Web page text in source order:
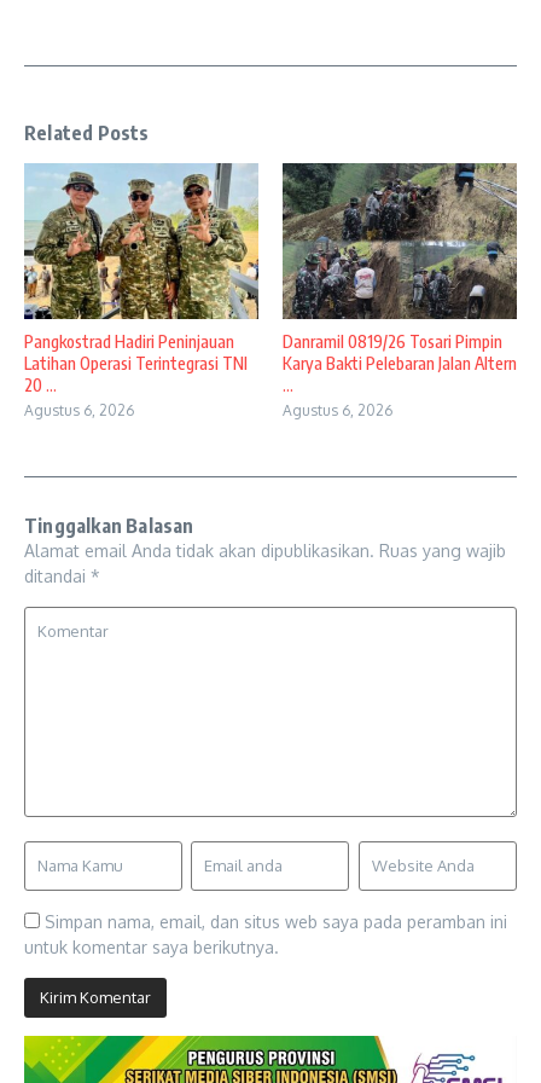
Related Posts
Pangkostrad Hadiri Peninjauan
Latihan Operasi Terintegrasi TNI
20 ...
Agustus 6, 2026
Danramil 0819/26 Tosari Pimpin
Karya Bakti Pelebaran Jalan Altern
...
Agustus 6, 2026
Tinggalkan Balasan
Alamat email Anda tidak akan dipublikasikan. Ruas yang wajib
ditandai *
Simpan nama, email, dan situs web saya pada peramban ini
untuk komentar saya berikutnya.